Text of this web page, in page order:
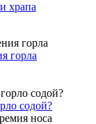
храпа
горла
содой?